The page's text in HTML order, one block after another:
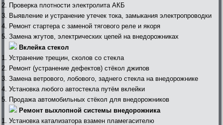
Проверка плотности электролита АКБ
Выявление и устранение утечек тока, замыкания электропроводки
Ремонт стартера с заменой тягового реле и якоря
Замена жгутов, электрических цепей на внедорожниках
Вклейка стекол
Устранение трещин, сколов со стекла
Ремонт (устранение дефектов) стёкол джипов
Замена ветрового, лобового, заднего стекла на внедорожнике
Установка любого автостекла путём вклейки
Продажа автомобильных стёкол для внедорожников
Ремонт выхлопной системы внедорожника
Установка катализатора взамен пламегасителю